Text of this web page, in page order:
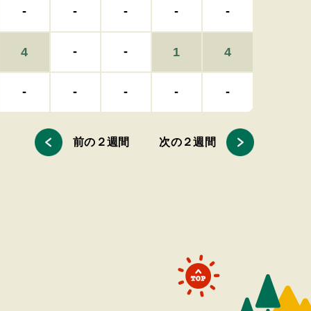
- - - - -
4 - - 1 4
- - - - -
前の ２週間 次の２週間